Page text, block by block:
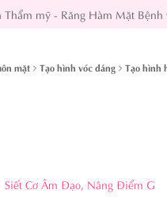
Thẩm mỹ - Răng Hàm Mặt
mặt Tạo hình vóc dáng Tạo hình
Siết Cơ Âm Đạo, Nâng Điểm G